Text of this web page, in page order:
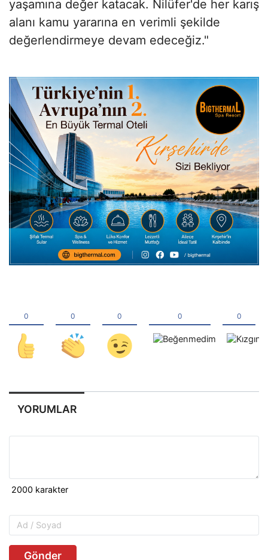
yaşamına değer katacak. Nilüfer'de her karış
alanı kamu yararına en verimli şekilde
değerlendirmeye devam edeceğiz."
YORUMLAR
Gönder